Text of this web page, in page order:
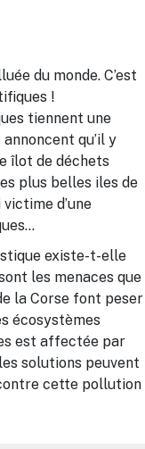
du monde. C’est
!
tiennent une
qu’il y
îlot de déchets
plus belles iles de
d’une
existe-t-elle
les menaces que
la Corse font peser
écosystèmes
est affectée par
solutions peuvent
cette pollution